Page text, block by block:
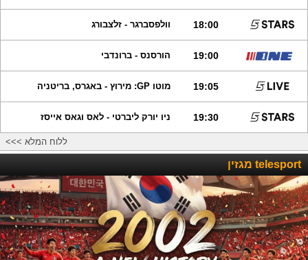
18:00 וולפסברגר - זלצבורג
19:00 הורסנס - ברונדבי
19:05 מוטו GP: מירוץ - באגרס, בריטניה
19:30 ניו יורק ליברטי - לאס וגאס אייסז
ללוח המלא >>>
telesport מגזין